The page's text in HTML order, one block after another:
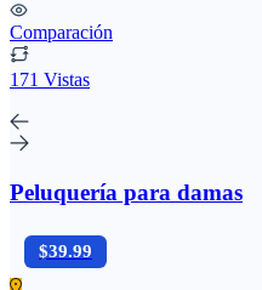
Comparación
171 Vistas
Peluquería para damas
$39.99